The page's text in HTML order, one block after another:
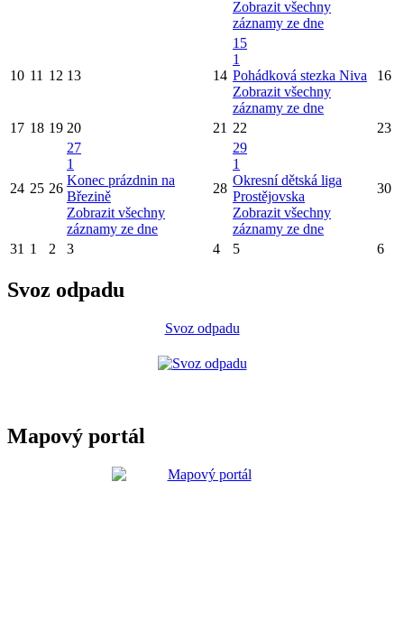
Zobrazit všechny
záznamy ze dne
10 11 12 13 14
15
1
Pohádková stezka Niva
Zobrazit všechny
záznamy ze dne
16
17 18 19 20 21 22 23
24 25 26
27
1
Konec prázdnin na
Březině
Zobrazit všechny
záznamy ze dne
28
29
1
Okresní dětská liga
Prostějovska
Zobrazit všechny
záznamy ze dne
30
31 1 2 3 4 5 6
Svoz odpadu
Svoz odpadu
Mapový portál